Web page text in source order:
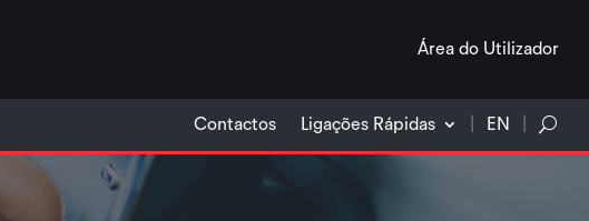
Área do Utilizador
Contactos Ligações Rápidas EN